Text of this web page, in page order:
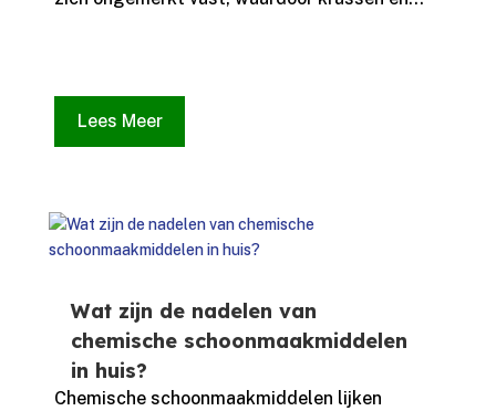
Lees Meer
Wat zijn de nadelen van
chemische schoonmaakmiddelen
in huis?
Chemische schoonmaakmiddelen lijken